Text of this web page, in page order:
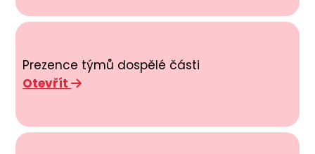
Prezence týmů dospělé části
Otevřít